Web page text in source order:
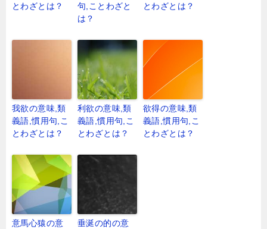
とわざとは？
句,ことわざと
は？
とわざとは？
我欲の意味,類
義語,慣用句,こ
とわざとは？
利欲の意味,類
義語,慣用句,こ
とわざとは？
欲得の意味,類
義語,慣用句,こ
とわざとは？
意馬心猿の意
垂涎の的の意